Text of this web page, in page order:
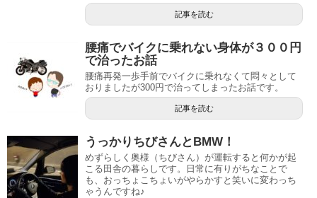
記事を読む
腰痛でバイクに乗れない身体が３００円
で治ったお話
腰痛再発一歩手前でバイクに乗れなくて悶々として
おりましたが300円で治ってしまったお話です。
記事を読む
うっかりちびさんとBMW！
めずらしく奥様（ちびさん）が運転すると何かが起
こる田舎の暮らしです。日常に有りがちなことで
も、おっちょこちょいがやらかすと笑いに変わっち
ゃうんですね♪